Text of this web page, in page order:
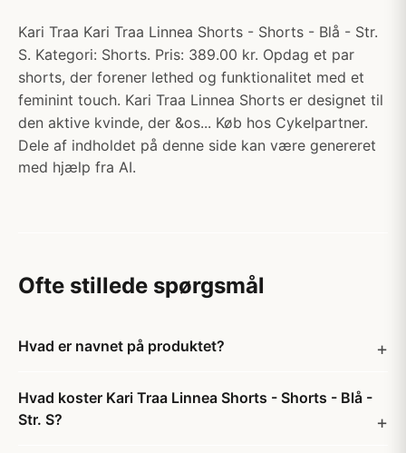
Kari Traa Kari Traa Linnea Shorts - Shorts - Blå - Str.
S. Kategori: Shorts. Pris: 389.00 kr. Opdag et par
shorts, der forener lethed og funktionalitet med et
feminint touch. Kari Traa Linnea Shorts er designet til
den aktive kvinde, der &os... Køb hos Cykelpartner.
Dele af indholdet på denne side kan være genereret
med hjælp fra AI.
Ofte stillede spørgsmål
Hvad er navnet på produktet?
Hvad koster Kari Traa Linnea Shorts - Shorts - Blå -
Str. S?